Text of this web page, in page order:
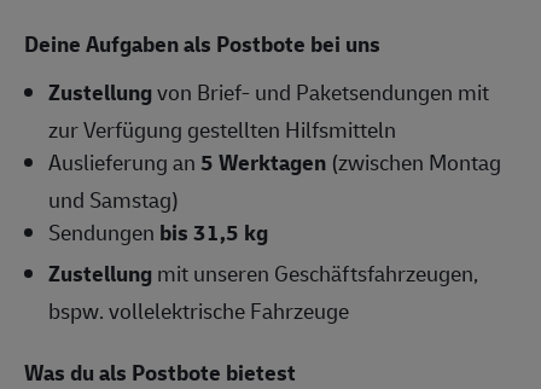
Deine Aufgaben als Postbote bei uns
Zustellungvon Brief- und Paketsendungen mit
zur Verfügung gestellten Hilfsmitteln
Auslieferung an5 Werktagen (zwischen Montag
und Samstag)
Sendungen bis 31,5 kg
Zustellungmit unseren Geschäftsfahrzeugen,
bspw. vollelektrische Fahrzeuge
Was du als Postbote bietest